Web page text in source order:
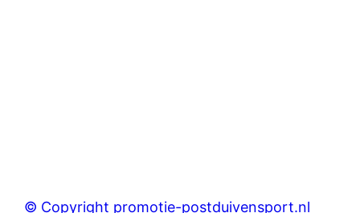
© Copyright promotie-postduivensport.nl